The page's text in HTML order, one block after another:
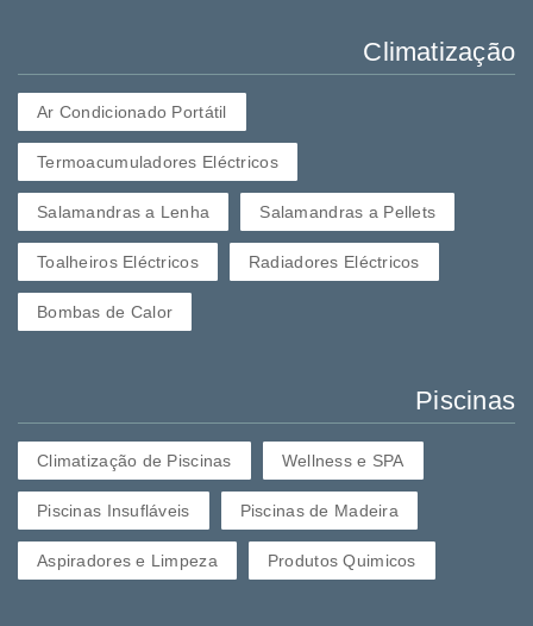
Climatização
Ar Condicionado Portátil
Termoacumuladores Eléctricos
Salamandras a Lenha Salamandras a Pellets
Toalheiros Eléctricos Radiadores Eléctricos
Bombas de Calor
Piscinas
Climatização de Piscinas Wellness e SPA
Piscinas Insufláveis Piscinas de Madeira
Aspiradores e Limpeza Produtos Quimicos